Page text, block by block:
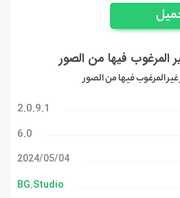
المرغوب فيها من الصور
غير المرغوب فيها من الصور
2.0.9.1
6.0
04‏/05‏/2024
BG.Studio